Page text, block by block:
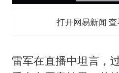
打开网易新闻
雷军在直播中坦言，